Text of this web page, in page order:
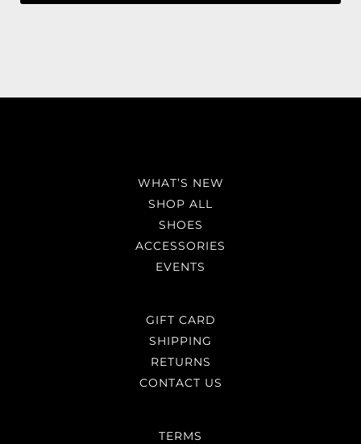
WHAT’S NEW
SHOP ALL
SHOES
ACCESSORIES
EVENTS
GIFT CARD
SHIPPING
RETURNS
CONTACT US
TERMS